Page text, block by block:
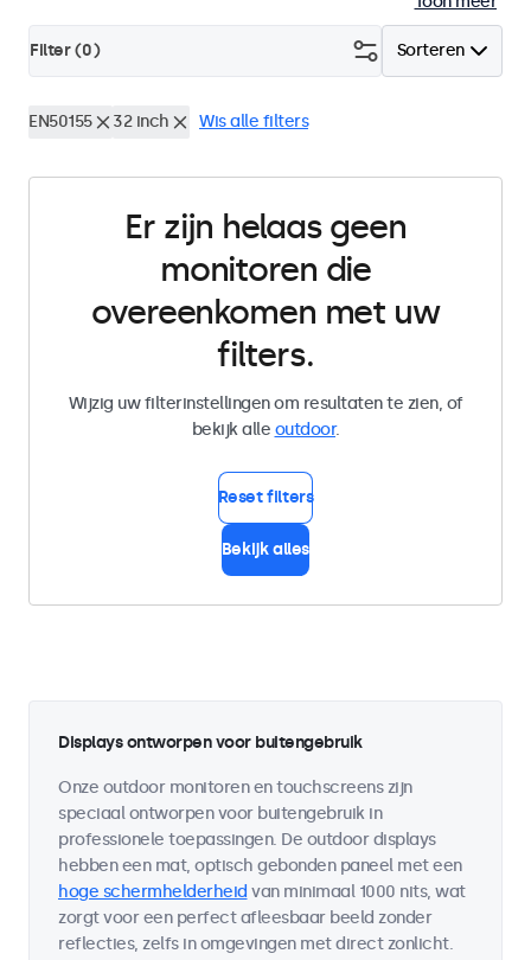
Sorteren
Filter (0)
EN50155 32 inch Wis alle filters
Er zijn helaas geen
monitoren die
overeenkomen met uw
filters.
Wijzig uw filterinstellingen om resultaten te zien, of
bekijk alle outdoor.
Reset filters
Bekijk alles
Displays ontworpen voor buitengebruik
Onze outdoor monitoren en touchscreens zijn
speciaal ontworpen voor buitengebruik in
professionele toepassingen. De outdoor displays
hebben een mat, optisch gebonden paneel met een
hoge schermhelderheid van minimaal 1000 nits, wat
zorgt voor een perfect afleesbaar beeld zonder
reflecties, zelfs in omgevingen met direct zonlicht.